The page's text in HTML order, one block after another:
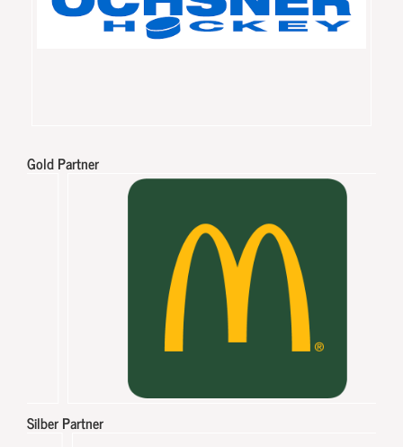
Gold Partner
Silber Partner